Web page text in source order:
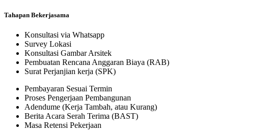
Tahapan Bekerjasama
Konsultasi via Whatsapp
Survey Lokasi
Konsultasi Gambar Arsitek
Pembuatan Rencana Anggaran Biaya (RAB)
Surat Perjanjian kerja (SPK)
Pembayaran Sesuai Termin
Proses Pengerjaan Pembangunan
Adendume (Kerja Tambah, atau Kurang)
Berita Acara Serah Terima (BAST)
Masa Retensi Pekerjaan